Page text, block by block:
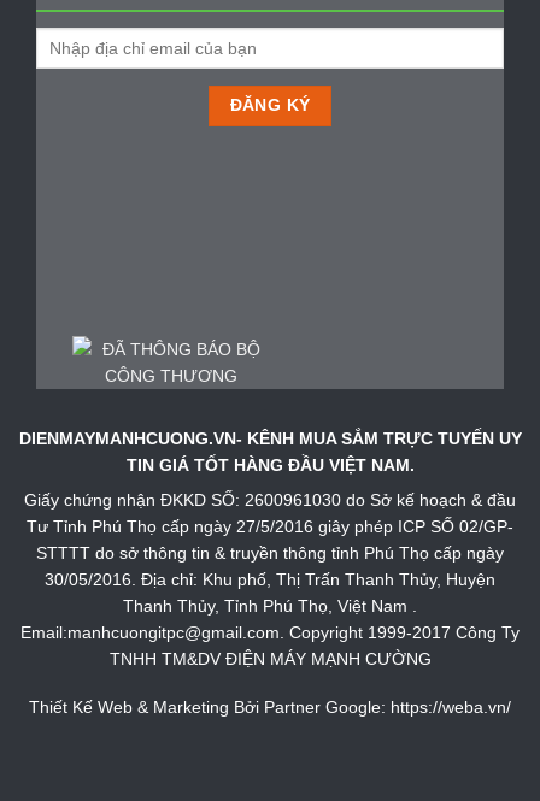
DIENMAYMANHCUONG.VN- KÊNH MUA SẮM TRỰC TUYẾN UY
TIN GIÁ TỐT HÀNG ĐẦU VIỆT NAM.
Giấy chứng nhận ĐKKD SỐ: 2600961030 do Sở kế hoạch & đầu
Tư Tỉnh Phú Thọ cấp ngày 27/5/2016 giây phép ICP SỐ 02/GP-
STTTT do sở thông tin & truyền thông tỉnh Phú Thọ cấp ngày
30/05/2016. Địa chỉ: Khu phố, Thị Trấn Thanh Thủy, Huyện
Thanh Thủy, Tỉnh Phú Thọ, Việt Nam .
Email:manhcuongitpc@gmail.com. Copyright 1999-2017 Công Ty
TNHH TM&DV ĐIỆN MÁY MẠNH CƯỜNG
Thiết Kế Web & Marketing Bởi Partner Google: https://weba.vn/